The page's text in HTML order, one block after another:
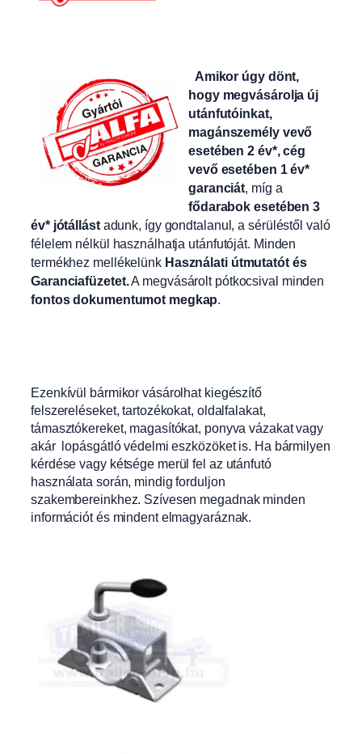
Amikor úgy dönt,
hogy megvásárolja új
utánfutóinkat,
magánszemély vevő
esetében 2 év*, cég
vevő esetében 1 év*
garanciát, míg a
fődarabok esetében 3
év* jótállástadunk, így gondtalanul, a sérüléstől való
félelem nélkül használhatja utánfutóját. Minden
termékhez mellékelünk Használati útmutatót és
Garanciafüzetet.A megvásárolt pótkocsival minden
fontos dokumentumot megkap.
Ezenkívül bármikor vásárolhat kiegészítő
felszereléseket, tartozékokat, oldalfalakat,
támasztókereket, magasítókat, ponyva vázakat vagy
akár lopásgátló védelmi eszközöket is. Ha bármilyen
kérdése vagy kétsége merül fel az utánfutó
használata során, mindig forduljon
szakembereinkhez. Szívesen megadnak minden
információt és mindent elmagyaráznak.